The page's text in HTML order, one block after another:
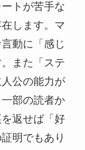
トが苦手な
します。マ
動に「感じ
また「ステ
公の能力が
部の読者か
返せば「好
明でもあり